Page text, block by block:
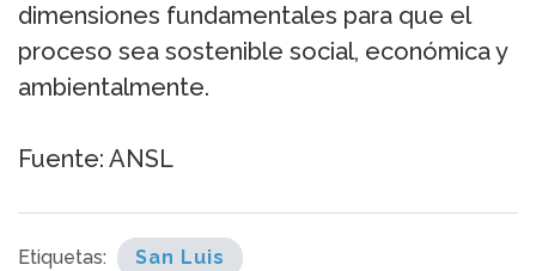
dimensiones fundamentales para que el
proceso sea sostenible social, económica y
ambientalmente.
Fuente: ANSL
Etiquetas: San Luis